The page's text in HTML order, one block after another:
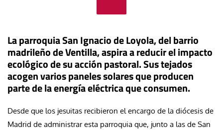
La parroquia San Ignacio de Loyola, del barrio
madrileño de Ventilla, aspira a reducir el impacto
ecológico de su acción pastoral. Sus tejados
acogen varios paneles solares que producen
parte de la energía eléctrica que consumen.
Desde que los jesuitas recibieron el encargo de la diócesis de
Madrid de administrar esta parroquia que, junto a las de San